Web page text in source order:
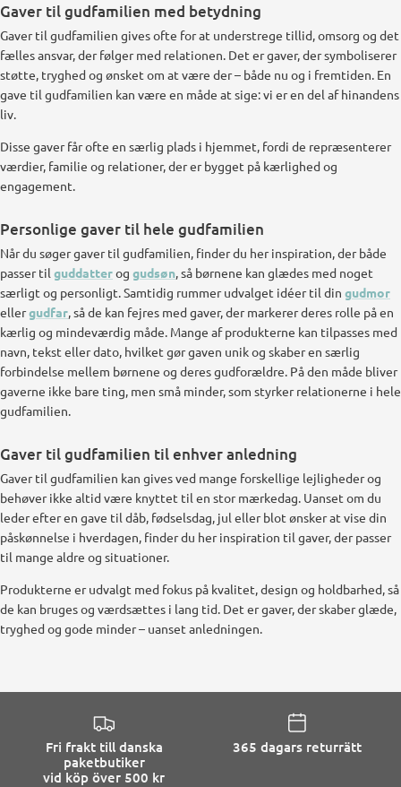
Gaver til gudfamilien med betydning
Gaver til gudfamilien gives ofte for at understrege tillid, omsorg og det
fælles ansvar, der følger med relationen. Det er gaver, der symboliserer
støtte, tryghed og ønsket om at være der – både nu og i fremtiden. En
gave til gudfamilien kan være en måde at sige: vi er en del af hinandens
liv.
Disse gaver får ofte en særlig plads i hjemmet, fordi de repræsenterer
værdier, familie og relationer, der er bygget på kærlighed og
engagement.
Personlige gaver til hele gudfamilien
Når du søger gaver til gudfamilien, finder du her inspiration, der både
passer til guddatterog gudsøn, så børnene kan glædes med noget
særligt og personligt. Samtidig rummer udvalget idéer til din gudmor
ellergudfar, så de kan fejres med gaver, der markerer deres rolle på en
kærlig og mindeværdig måde. Mange af produkterne kan tilpasses med
navn, tekst eller dato, hvilket gør gaven unik og skaber en særlig
forbindelse mellem børnene og deres gudforældre. På den måde bliver
gaverne ikke bare ting, men små minder, som styrker relationerne i hele
gudfamilien.
Gaver til gudfamilien til enhver anledning
Gaver til gudfamilien kan gives ved mange forskellige lejligheder og
behøver ikke altid være knyttet til en stor mærkedag. Uanset om du
leder efter en gave til dåb, fødselsdag, jul eller blot ønsker at vise din
påskønnelse i hverdagen, finder du her inspiration til gaver, der passer
til mange aldre og situationer.
Produkterne er udvalgt med fokus på kvalitet, design og holdbarhed, så
de kan bruges og værdsættes i lang tid. Det er gaver, der skaber glæde,
tryghed og gode minder – uanset anledningen.
Fri frakt till danska
paketbutiker
vid köp över 500 kr
365 dagars returrätt